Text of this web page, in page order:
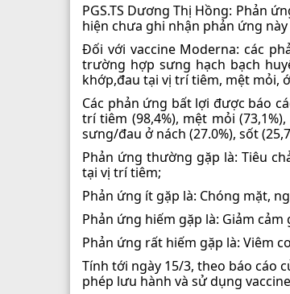
PGS.TS Dương Thị Hồng: Phản
hiện chưa ghi nhận phản ứng
Đối với vaccine Moderna: các
trường hợp sưng hạch bạch
khớp,đau tại vị trí tiêm, mệt mỏi,
Các phản ứng bất lợi được báo
trí tiêm (98,4%), mệt mỏi
sưng/đau ở nách (27.0%), sốt
Phản ứng thường gặp là: Tiêu
tại vị trí tiêm;
Phản ứng ít gặp là: Chóng mặt,
Phản ứng hiếm gặp là: Giảm
Phản ứng rất hiếm gặp là: Viêm
Tính tới ngày 15/3, theo báo cáo
phép lưu hành và sử dụng